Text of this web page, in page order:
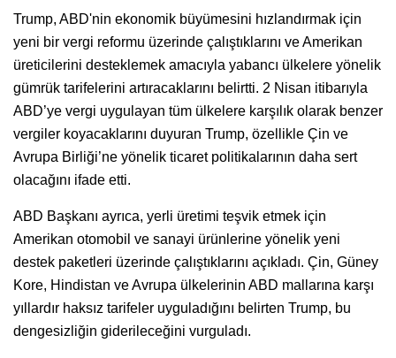
Trump, ABD'nin ekonomik büyümesini hızlandırmak için
yeni bir vergi reformu üzerinde çalıştıklarını ve Amerikan
üreticilerini desteklemek amacıyla yabancı ülkelere yönelik
gümrük tarifelerini artıracaklarını belirtti. 2 Nisan itibarıyla
ABD’ye vergi uygulayan tüm ülkelere karşılık olarak benzer
vergiler koyacaklarını duyuran Trump, özellikle Çin ve
Avrupa Birliği’ne yönelik ticaret politikalarının daha sert
olacağını ifade etti.
ABD Başkanı ayrıca, yerli üretimi teşvik etmek için
Amerikan otomobil ve sanayi ürünlerine yönelik yeni
destek paketleri üzerinde çalıştıklarını açıkladı. Çin, Güney
Kore, Hindistan ve Avrupa ülkelerinin ABD mallarına karşı
yıllardır haksız tarifeler uyguladığını belirten Trump, bu
dengesizliğin giderileceğini vurguladı.